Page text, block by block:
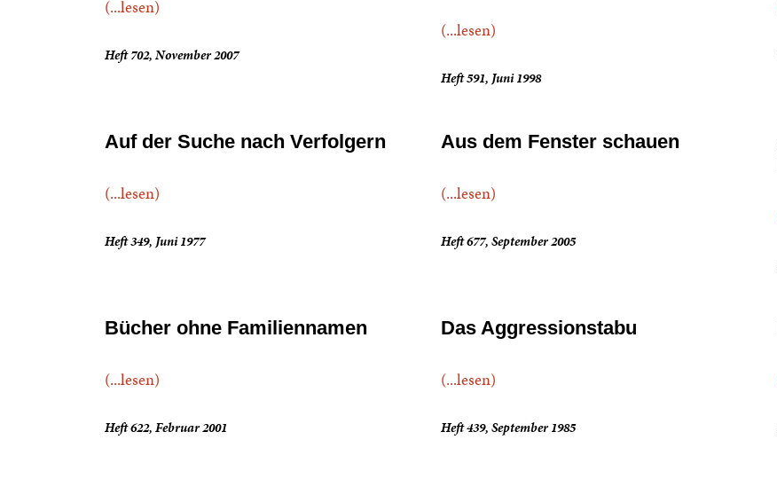
(...lesen)
Heft 702, November 2007
(...lesen)
Heft 591, Juni 1998
Auf der Suche nach Verfolgern
(...lesen)
Heft 349, Juni 1977
Aus dem Fenster schauen
(...lesen)
Heft 677, September 2005
Bücher ohne Familiennamen
(...lesen)
Heft 622, Februar 2001
Das Aggressionstabu
(...lesen)
Heft 439, September 1985